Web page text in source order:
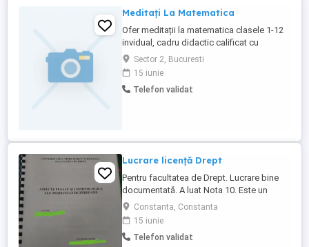
Meditați La Matematica
Ofer meditații la matematica clasele 1-12
invidual, cadru didactic calificat cu
experienta si vechime. În București și
Județul Ilfov
Sector 2, Bucuresti
15 iunie
Telefon validat
Lucrare licență Drept
Pentru facultatea de Drept. Lucrare bine
documentată. A luat Nota 10. Este un
subiect foarte bun, unicat, care este in
prim plan, azi. Trece orice test de plagiat.
Constanta, Constanta
15 iunie
Telefon validat